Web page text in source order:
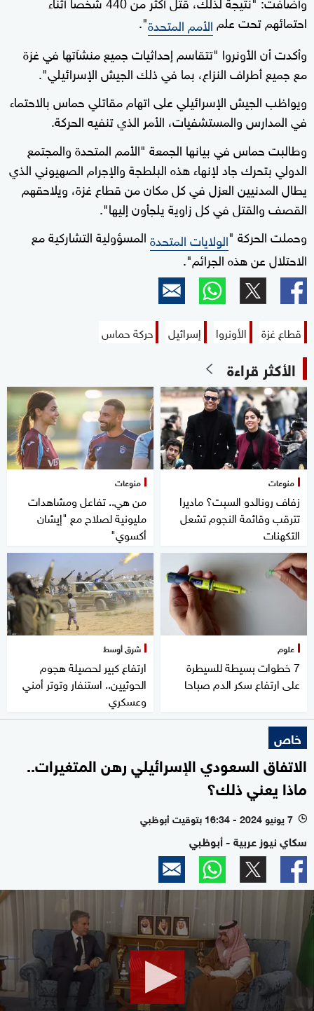
احتمائهم تحت علم الأمم المتحدة".
وأكدت أن الأونروا "تتقاسم إحداثيات جميع منشآتها في غزة
مع جميع أطراف النزاع، بما في ذلك الجيش الإسرائيلي".
ويواظب الجيش الإسرائيلي على اتهام مقاتلي حماس بالاحتماء
في المدارس والمستشفيات، الأمر الذي تنفيه الحركة.
وطالبت حماس في بيانها الجمعة "الأمم المتحدة والمجتمع
الدولي بتحرك جاد لإنهاء هذه البلطجة والإجرام الصهيوني الذي
يطال المدنيين العزل في كل مكان من قطاع غزة، ويلاحقهم
القصف والقتل في كل زاوية يلجأون إليها".
وحملت الحركة "الولايات المتحدةالمسؤولية التشاركية مع
الاحتلال عن هذه الجرائم".
قطاع غزة الأونروا إسرائيل حركة حماس
الأكثر قراءة
منوعات
زفاف رونالدو السبت؟ ماديرا
تترقب وقائمة النجوم تشعل
التكهنات
منوعات
من هي.. تفاعل ومشاهدات
مليونية لصلاح مع "إيشان
أكسوي"
علوم
7 خطوات بسيطة للسيطرة
على ارتفاع سكر الدم صباحا
شرق أوسط
ارتفاع كبير لحصيلة هجوم
الحوثيين.. استنفار وتوتر أمني
وعسكري
خاص
الاتفاق السعودي الإسرائيلي رهن المتغيرات..
ماذا يعني ذلك؟
l 7 يونيو 2024 - 16:34 بتوقيت أبوظبي
سكاي نيوز عربية - أبوظبي
0
seconds
19
seconds